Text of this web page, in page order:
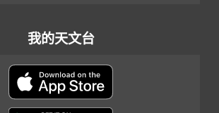
我的天文台